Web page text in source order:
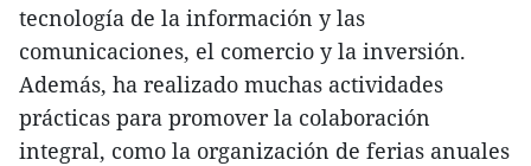
tecnología de la información y las
comunicaciones, el comercio y la inversión.
Además, ha realizado muchas actividades
prácticas para promover la colaboración
integral, como la organización de ferias anuales